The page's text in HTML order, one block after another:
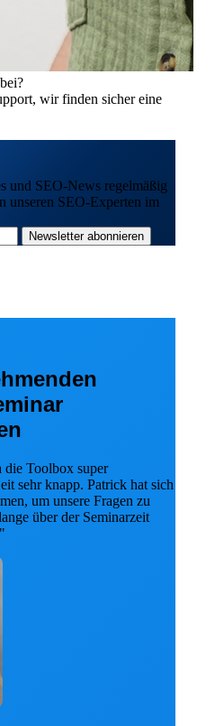
wir finden sicher eine
und SEO-News regelmäßig
unseren SEO-Experten im
Newsletter abonnieren
die Toolbox super
sehr knapp. Patrick hat sich
um unsere Fragen zu
über der Seminarzeit